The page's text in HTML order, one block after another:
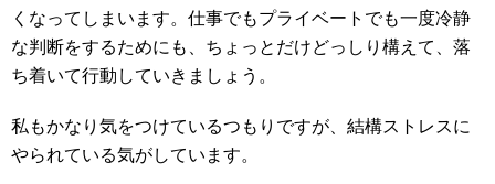
くなってしまいます。仕事でもプライベートでも一度冷静
な判断をするためにも、ちょっとだけどっしり構えて、落
ち着いて行動していきましょう。
私もかなり気をつけているつもりですが、結構ストレスに
やられている気がしています。